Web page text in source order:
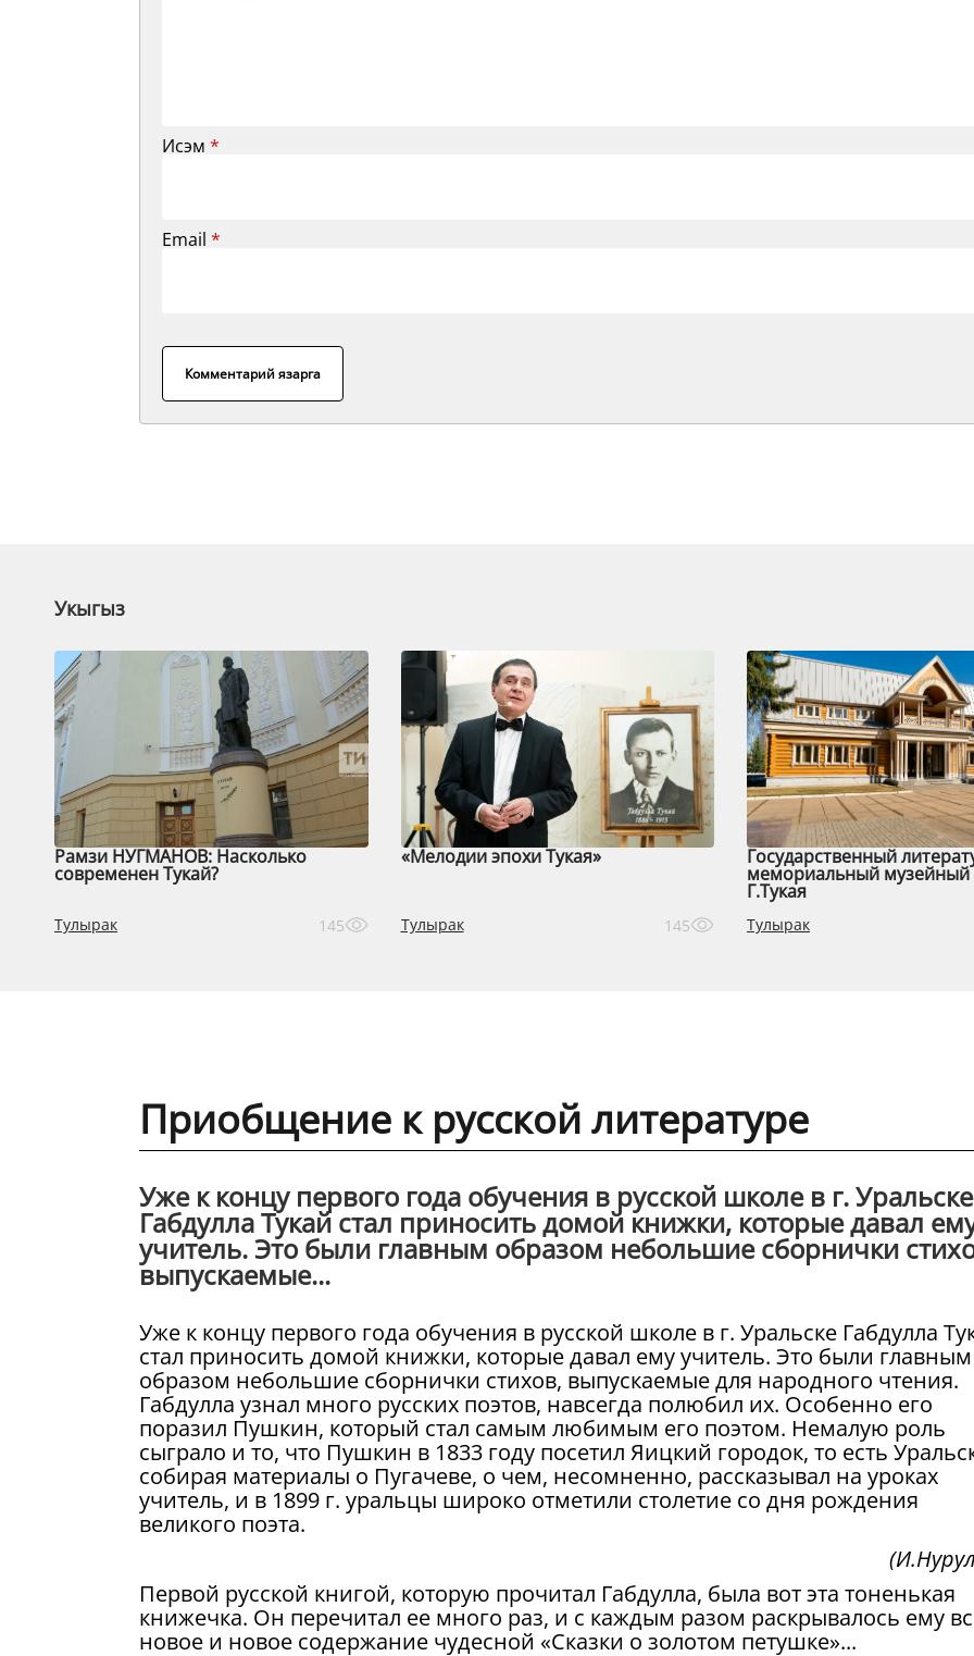
Исэм *
Email *
Комментарий язарга
Укыгыз
Рамзи НУГМАНОВ: Насколько
современен Тукай?
Тулырак 145
«Мелодии эпохи Тукая»
Тулырак 145
Государственный
мемориальный музейный
Г.Тукая
Тулырак
Приобщение к русской литературе
Уже к концу первого года обучения в русской школе в г. Уральске
Габдулла Тукай стал приносить домой книжки, которые давал
учитель. Это были главным образом небольшие сборнички
выпускаемые...
Уже к концу первого года обучения в русской школе в г. Уральске Габдулла
стал приносить домой книжки, которые давал ему учитель. Это были главным
образом небольшие сборнички стихов, выпускаемые для народного чтения.
Габдулла узнал много русских поэтов, навсегда полюбил их. Особенно его
поразил Пушкин, который стал самым любимым его поэтом. Немалую роль
сыграло и то, что Пушкин в 1833 году посетил Яицкий городок, то есть
собирая материалы о Пугачеве, о чем, несомненно, рассказывал на уроках
учитель, и в 1899 г. уральцы широко отметили столетие со дня рождения
великого поэта.
Первой русской книгой, которую прочитал Габдулла, была вот эта тоненькая
книжечка. Он перечитал ее много раз, и с каждым разом раскрывалось ему
новое и новое содержание чудесной «Сказки о золотом петушке»...